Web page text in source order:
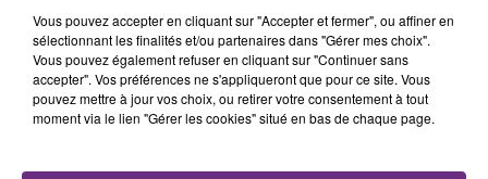
F.U.N.
We Are Young
ZAHO & MC SOLAAR
Comme Caroline
Vous pouvez accepter en cliquant sur "Accepter et fermer", ou affiner en
sélectionnant les finalités et/ou partenaires dans "Gérer mes choix".
Vous pouvez également refuser en cliquant sur "Continuer sans
accepter". Vos préférences ne s'appliqueront que pour ce site. Vous
pouvez mettre à jour vos choix, ou retirer votre consentement à tout
moment via le lien "Gérer les cookies" situé en bas de chaque page.